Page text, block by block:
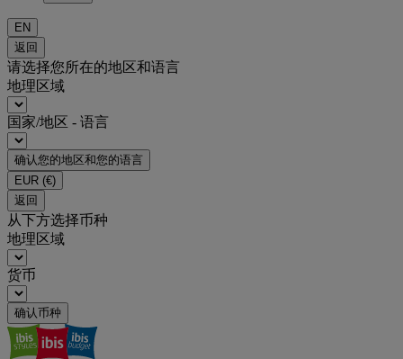
EN
返回
请选择您所在的地区和语言
地理区域
国家/地区 - 语言
确认您的地区和您的语言
EUR (€)
返回
从下方选择币种
地理区域
货币
确认币种